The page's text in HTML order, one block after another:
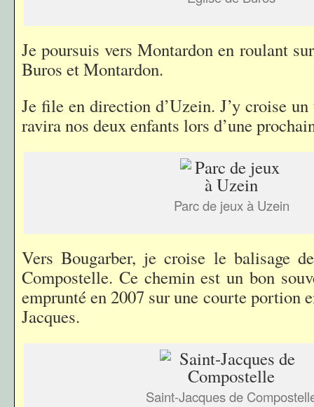
Je poursuis vers Montardon en roulant
Buros et Montardon.
Je file en direction d’Uzein. J’y croise
ravira nos deux enfants lors d’une
Parc de jeux à Uzein
Vers Bougarber, je croise le balisage
Compostelle. Ce chemin est un bon
emprunté en 2007 sur une courte portion
Jacques.
Saint-Jacques de